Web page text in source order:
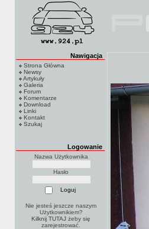
Nawigacja
Strona Główna
Newsy
Artykuły
Galeria
Forum
Komentarze
Download
Linki
Kontakt
Szukaj
Logowanie
Nazwa Użytkownika
Hasło
Nie jesteś jeszcze naszym
Użytkownikiem?
Kilknij TUTAJ żeby się
zarejestrować.